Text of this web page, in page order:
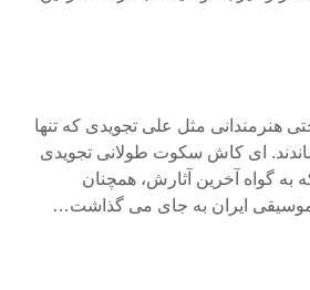
هنرمندانی مثل علی تجویدی که تنها
ای کاش سکوت طولانی تجویدی
به گواه آخرین آثارش، همچنان
موسیقی ایران به جای می گذاشت…